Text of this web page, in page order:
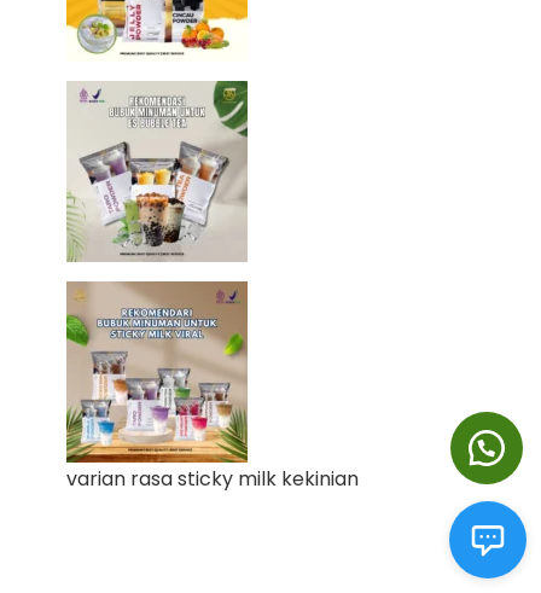
varian rasa sticky milk kekinian